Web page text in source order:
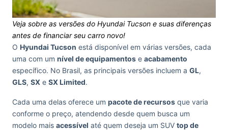
Veja sobre as versões do Hyundai Tucson e suas diferenças
antes de financiar seu carro novo!
O Hyundai Tucson está disponível em várias versões, cada
uma com um nível de equipamentos e acabamento
específico. No Brasil, as principais versões incluem a GL,
GLS, SX e SX Limited.
Cada uma delas oferece um pacote de recursos que varia
conforme o preço, atendendo desde quem busca um
modelo mais acessível até quem deseja um SUV top de